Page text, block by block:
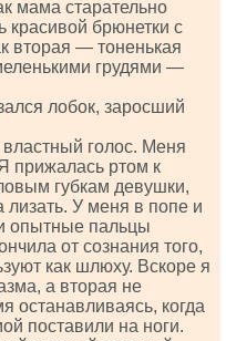
мама старательно
красивой брюнетки с
вторая — тоненькая
грудями —
лобок, заросший
голос. Меня
прижалась ртом к
губкам девушки,
лизать. У меня в попе и
опытные пальцы
от сознания того,
как шлюху. Вскоре я
а вторая не
останавливаясь, когда
поставили на ноги.